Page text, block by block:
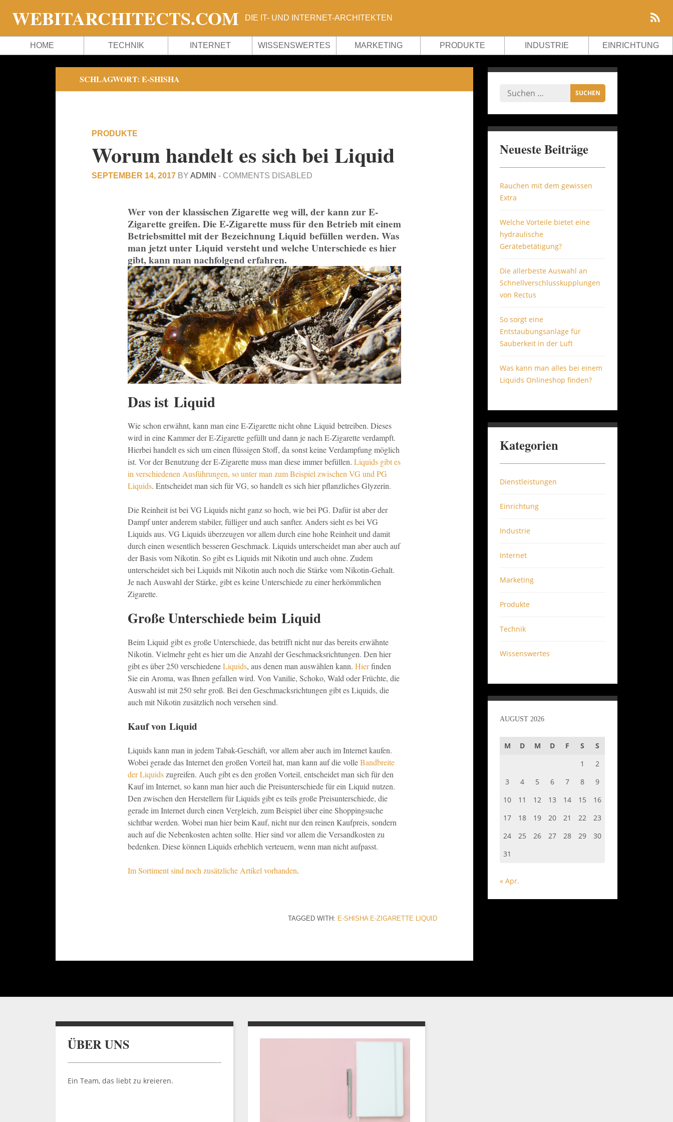
WEBITARCHITECTS.COM DIE IT- UND INTERNET-ARCHITEKTEN
HOME TECHNIK INTERNET WISSENSWERTES MARKETING PRODUKTE INDUSTRIE EINRICHTUNG
SCHLAGWORT: E-SHISHA
PRODUKTE
Worum handelt es sich bei Liquid
SEPTEMBER 14, 2017 BY ADMIN - COMMENTS DISABLED
Wer von der klassischen Zigarette weg will, der kann zur E-
Zigarette greifen. Die E-Zigarette muss für den Betrieb mit einem
Betriebsmittel mit der Bezeichnung Liquid befüllen werden. Was
man jetzt unter Liquid versteht und welche Unterschiede es hier
gibt, kann man nachfolgend erfahren.
Das ist Liquid
Wie schon erwähnt, kann man eine E-Zigarette nicht ohne Liquid betreiben. Dieses
wird in eine Kammer der E-Zigarette gefüllt und dann je nach E-Zigarette verdampft.
Hierbei handelt es sich um einen flüssigen Stoff, da sonst keine Verdampfung möglich
ist. Vor der Benutzung der E-Zigarette muss man diese immer befüllen. Liquids gibt es
in verschiedenen Ausführungen, so unter man zum Beispiel zwischen VG und PG
Liquids. Entscheidet man sich für VG, so handelt es sich hier pflanzliches Glyzerin.
Die Reinheit ist bei VG Liquids nicht ganz so hoch, wie bei PG. Dafür ist aber der
Dampf unter anderem stabiler, fülliger und auch sanfter. Anders sieht es bei VG
Liquids aus. VG Liquids überzeugen vor allem durch eine hohe Reinheit und damit
durch einen wesentlich besseren Geschmack. Liquids unterscheidet man aber auch auf
der Basis vom Nikotin. So gibt es Liquids mit Nikotin und auch ohne. Zudem
unterscheidet sich bei Liquids mit Nikotin auch noch die Stärke vom Nikotin-Gehalt.
Je nach Auswahl der Stärke, gibt es keine Unterschiede zu einer herkömmlichen
Zigarette.
Große Unterschiede beim Liquid
Beim Liquid gibt es große Unterschiede, das betrifft nicht nur das bereits erwähnte
Nikotin. Vielmehr geht es hier um die Anzahl der Geschmacksrichtungen. Den hier
gibt es über 250 verschiedeneLiquids, aus denen man auswählen kann. Hierfinden
Sie ein Aroma, was Ihnen gefallen wird. Von Vanilie, Schoko, Wald oder Früchte, die
Auswahl ist mit 250 sehr groß. Bei den Geschmacksrichtungen gibt es Liquids, die
auch mit Nikotin zusätzlich noch versehen sind.
Kauf von Liquid
Liquids kann man in jedem Tabak-Geschäft, vor allem aber auch im Internet kaufen.
Wobei gerade das Internet den großen Vorteil hat, man kann auf die volleBandbreite
der Liquidszugreifen. Auch gibt es den großen Vorteil, entscheidet man sich für den
Kauf im Internet, so kann man hier auch die Preisunterschiede für ein Liquid nutzen.
Den zwischen den Herstellern für Liquids gibt es teils große Preisunterschiede, die
gerade im Internet durch einen Vergleich, zum Beispiel über eine Shoppingsuche
sichtbar werden. Wobei man hier beim Kauf, nicht nur den reinen Kaufpreis, sondern
auch auf die Nebenkosten achten sollte. Hier sind vor allem die Versandkosten zu
bedenken. Diese können Liquids erheblich verteuern, wenn man nicht aufpasst.
Im Sortiment sind noch zusätzliche Artikel vorhanden.
TAGGED WITH: E-SHISHA E-ZIGARETTE LIQUID
Neueste Beiträge
Rauchen mit dem gewissen
Extra
Welche Vorteile bietet eine
hydraulische
Gerätebetätigung?
Die allerbeste Auswahl an
Schnellverschlusskupplungen
von Rectus
So sorgt eine
Entstaubungsanlage für
Sauberkeit in der Luft
Was kann man alles bei einem
Liquids Onlineshop finden?
Kategorien
Dienstleistungen
Einrichtung
Industrie
Internet
Marketing
Produkte
Technik
Wissenswertes
AUGUST 2026
M D M D F S
S
1
2
3
4 5 6 7 8
9
10
11 12 13 14 15
16
17
18 19 20 21 22
23
24
25 26 27 28 29
30
31
« Apr.
ÜBER UNS
Ein Team, das liebt zu kreieren.